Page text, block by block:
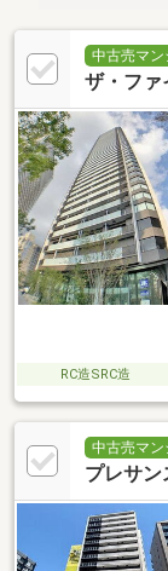
中古売マン
ザ・ファ
RC造SRC造
中古売マン
プレサン